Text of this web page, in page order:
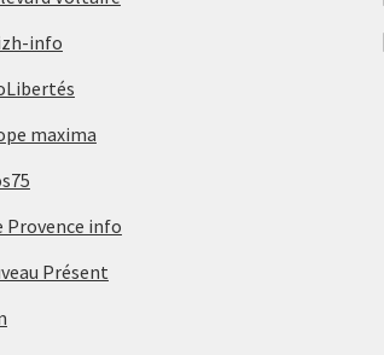
info
maxima
Provence info
Présent